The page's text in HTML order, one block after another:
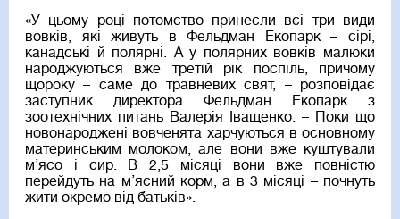
«У цьому році потомство принесли всі три види
вовків, які живуть в Фельдман Екопарк – сірі,
канадські й полярні. А у полярних вовків малюки
народжуються вже третій рік поспіль, причому
щороку – саме до травневих свят, – розповідає
заступник директора Фельдман Екопарк з
зоотехнічних питань Валерія Іващенко. – Поки що
новонароджені вовченята харчуються в основному
материнським молоком, але вони вже куштували
м’ясо і сир. В 2,5 місяці вони вже повністю
перейдуть на м’ясний корм, а в 3 місяці – почнуть
жити окремо від батьків».